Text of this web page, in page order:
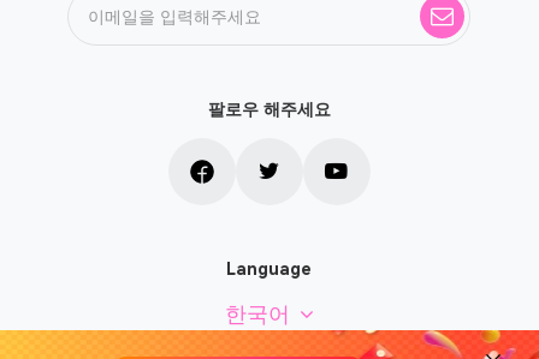
팔로우 해주세요
Language
한국어